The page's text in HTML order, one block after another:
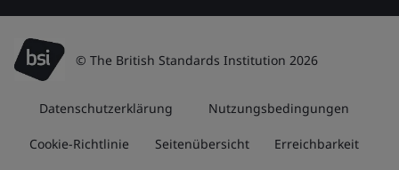
© The British Standards Institution 2026
Datenschutzerklärung Nutzungsbedingungen
Cookie-Richtlinie Seitenübersicht Erreichbarkeit